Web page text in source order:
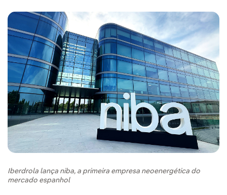
Iberdrola lança niba, a primeira empresa neoenergética do
mercado espanhol